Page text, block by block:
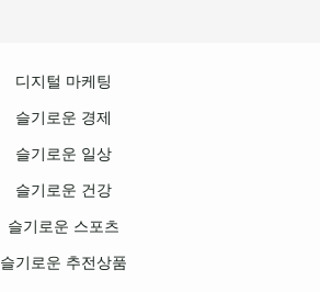
디지털 마케팅
슬기로운 경제
슬기로운 일상
슬기로운 건강
슬기로운 스포츠
슬기로운 추전상품